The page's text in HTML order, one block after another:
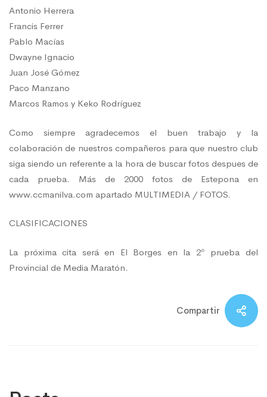
Antonio Herrera
Francis Ferrer
Pablo Macías
Dwayne Ignacio
Juan José Gómez
Paco Manzano
Marcos Ramos y Keko Rodríguez
Como siempre agradecemos el buen trabajo y la
colaboración de nuestros compañeros para que nuestro club
siga siendo un referente a la hora de buscar fotos despues de
cada prueba. Más de 2000 fotos de Estepona en
www.ccmanilva.com apartado MULTIMEDIA / FOTOS.
CLASIFICACIONES
La próxima cita será en El Borges en la 2º prueba del
Provincial de Media Maratón.
Compartir